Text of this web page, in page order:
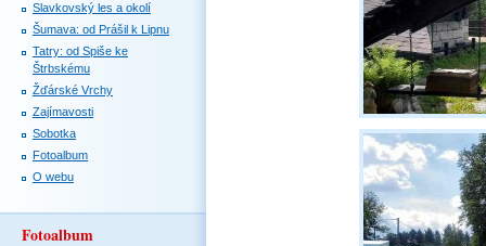
Slavkovský les a okolí
Šumava: od Prášil k Lipnu
Tatry: od Spiše ke
Štrbskému
Žďárské Vrchy
Zajímavosti
Sobotka
Fotoalbum
O webu
Fotoalbum